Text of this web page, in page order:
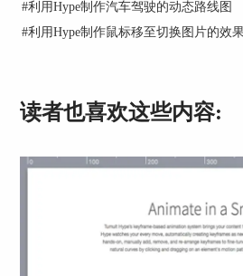
图2：球体掉落动
效果。
但我们希望获得的是球体接触
为了达到以上目的，如图5所
动作的第一个关键帧，然后，
#利用Hype制作汽车驾驶的动态路线图
#利用Hype制作鼠标移至切换图片的效
读者也喜欢这些内容: